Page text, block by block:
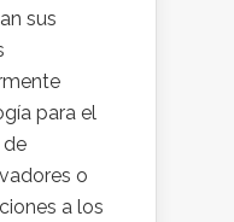
sus
para el
de
o
a los